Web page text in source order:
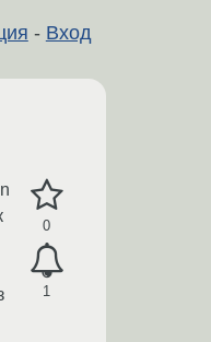
- Вход
0
1